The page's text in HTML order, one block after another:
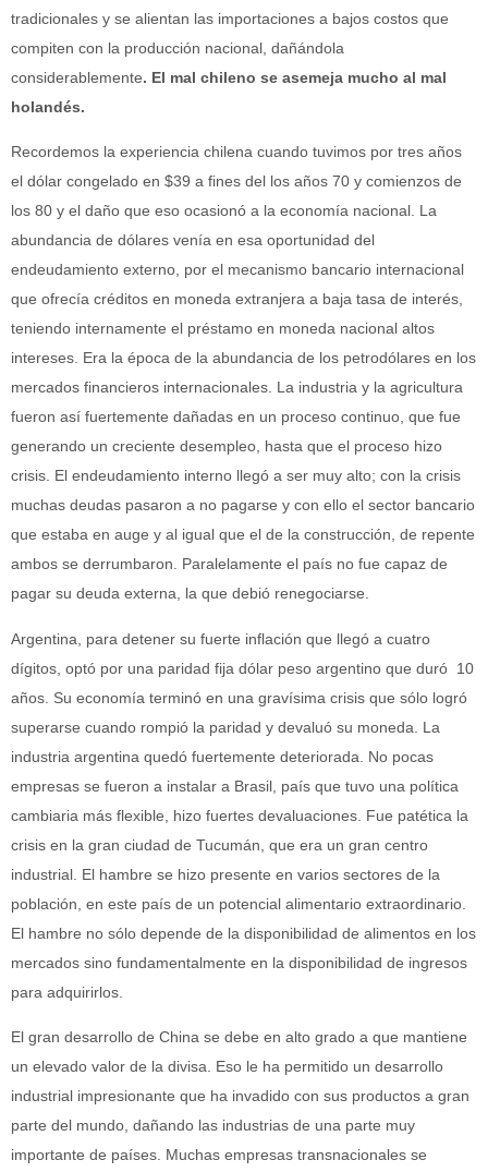
tradicionales y se alientan las importaciones a bajos costos que
compiten con la producción nacional, dañándola
considerablemente. El mal chileno se asemeja mucho al mal
holandés.
Recordemos la experiencia chilena cuando tuvimos por tres años
el dólar congelado en $39 a fines del los años 70 y comienzos de
los 80 y el daño que eso ocasionó a la economía nacional. La
abundancia de dólares venía en esa oportunidad del
endeudamiento externo, por el mecanismo bancario internacional
que ofrecía créditos en moneda extranjera a baja tasa de interés,
teniendo internamente el préstamo en moneda nacional altos
intereses. Era la época de la abundancia de los petrodólares en los
mercados financieros internacionales. La industria y la agricultura
fueron así fuertemente dañadas en un proceso continuo, que fue
generando un creciente desempleo, hasta que el proceso hizo
crisis. El endeudamiento interno llegó a ser muy alto; con la crisis
muchas deudas pasaron a no pagarse y con ello el sector bancario
que estaba en auge y al igual que el de la construcción, de repente
ambos se derrumbaron. Paralelamente el país no fue capaz de
pagar su deuda externa, la que debió renegociarse.
Argentina, para detener su fuerte inflación que llegó a cuatro
dígitos, optó por una paridad fija dólar peso argentino que duró 10
años. Su economía terminó en una gravísima crisis que sólo logró
superarse cuando rompió la paridad y devaluó su moneda. La
industria argentina quedó fuertemente deteriorada. No pocas
empresas se fueron a instalar a Brasil, país que tuvo una política
cambiaria más flexible, hizo fuertes devaluaciones. Fue patética la
crisis en la gran ciudad de Tucumán, que era un gran centro
industrial. El hambre se hizo presente en varios sectores de la
población, en este país de un potencial alimentario extraordinario.
El hambre no sólo depende de la disponibilidad de alimentos en los
mercados sino fundamentalmente en la disponibilidad de ingresos
para adquirirlos.
El gran desarrollo de China se debe en alto grado a que mantiene
un elevado valor de la divisa. Eso le ha permitido un desarrollo
industrial impresionante que ha invadido con sus productos a gran
parte del mundo, dañando las industrias de una parte muy
importante de países. Muchas empresas transnacionales se